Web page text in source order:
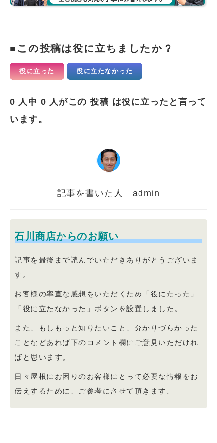
この投稿は役に立ちましたか？
役に立った 役に立たなかった
0 人中 0 人がこの 投稿 は役に立ったと言って
います。
admin
石川商店からのお願い
記事を最後まで読んでいただきありがとうございま
す。
お客様の率直な感想をいただくため「役にたった」
「役に立たなかった」ボタンを設置しました。
また、もしもっと知りたいこと、分かりづらかった
ことなどあれば下のコメント欄にご意見いただけれ
ばと思います。
日々屋根にお困りのお客様にとって必要な情報をお
伝えするために、ご参考にさせて頂きます。